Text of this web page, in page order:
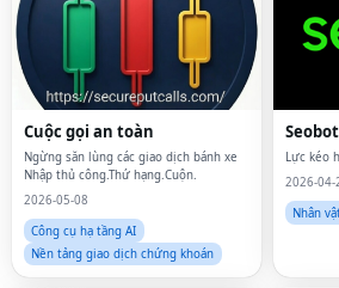
Cuộc gọi an toàn
Ngừng săn lùng các giao dịch bánh xe
Nhập thủ công.Thứ hạng.Cuộn.
2026-05-08
Công cụ hạ tầng AI
Nền tảng giao dịch chứng khoán
Seobot
Lực kéo
2026-04-
Nhân